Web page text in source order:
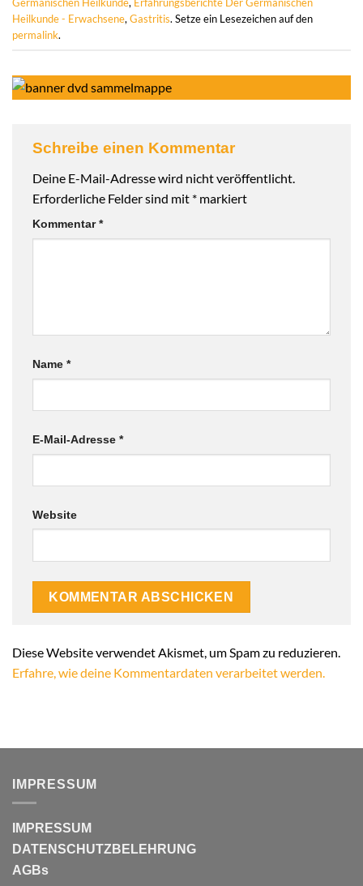
Heilkunde - Erwachsene, Gastritis. Setze ein Lesezeichen auf den
permalink.
Schreibe einen Kommentar
Deine E-Mail-Adresse wird nicht veröffentlicht.
Erforderliche Felder sind mit * markiert
Kommentar*
Name *
E-Mail-Adresse *
Website
Diese Website verwendet Akismet, um Spam zu reduzieren.
Erfahre, wie deine Kommentardaten verarbeitet werden.
IMPRESSUM
IMPRESSUM
DATENSCHUTZBELEHRUNG
AGBs